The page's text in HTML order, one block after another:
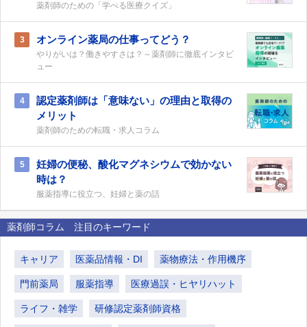
薬剤師のための「学べる医療クイズ」
3 オンライン薬局の仕事ってどう？
やりがいは？働きやすさは？～薬剤師に徹底インタビ
ュー
4
認定薬剤師は「意味ない」の理由と取得の
メリット
薬剤師のための転職・求人コラム
5
妊婦の便秘、酸化マグネシウムで効かない
時は？
服薬指導に役立つ、妊婦と薬の話
薬剤師コラム 注目のキーワード
キャリア 医薬品情報・DI 薬物療法・作用機序
門前薬局 服薬指導 医療過誤・ヒヤリハット
ライフ・雑学 研修認定薬剤師資格